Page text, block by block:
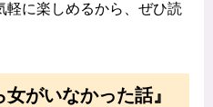
軽に楽しめるから、ぜひ読
女がいなかった話』